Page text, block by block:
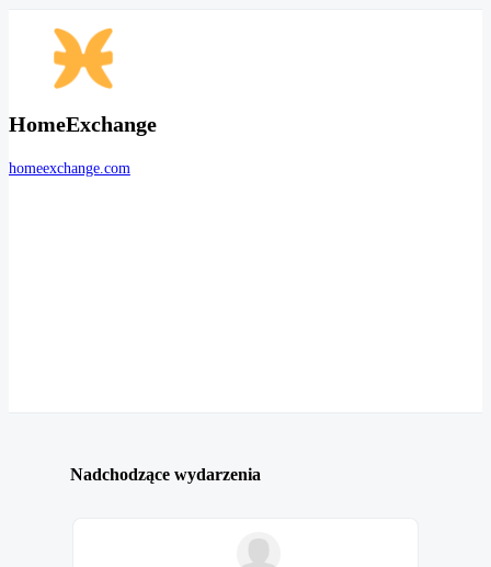
HomeExchange
homeexchange.com
Nadchodzące wydarzenia